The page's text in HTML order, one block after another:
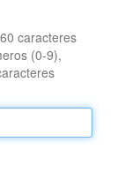
caracteres
(0-9),